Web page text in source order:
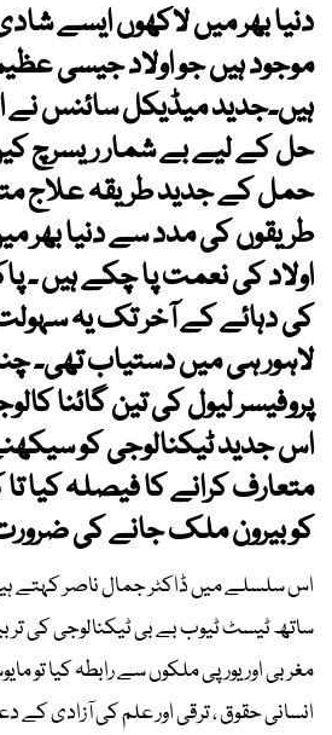
دنیا بھر میں لاکھوں ایسے
موجود ہیں جو اولاد جیسی
ہیں۔جدید میڈیکل سائنس
حل کے لیے بے شمار ریسرچ
حمل کے جدید طریقہ علاج
طریقوں کی مدد سے دنیا بھر
اولاد کی نعمت پا چکے ہیں ۔
کی دہائے کے آخر تک یہ
لاہور ہی میں دستیاب تھی۔
پروفیسر لیول کی تین گائنا
اس جدید ٹیکنالوجی کو
متعارف کرانے کا فیصلہ کیا تا
کو بیرون ملک جانے کی
اس سلسلے میں ڈاکٹر جمال ناصر کہتے
ساتھ ٹیسٹ ٹیوب بے بی ٹیکنالوجی کی
مغربی اور یورپی ملکوں سے رابطہ کیا تو
انسانی حقوق ، ترقی اور علم کی آزادی